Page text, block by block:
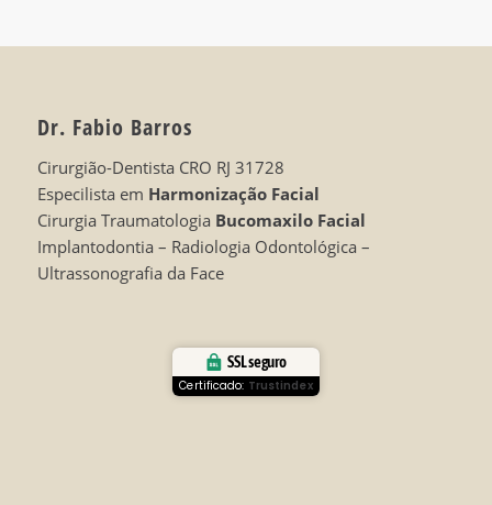
Dr. Fabio Barros
Cirurgião-Dentista CRO RJ 31728
Especilista em Harmonização Facial
Cirurgia Traumatologia Bucomaxilo Facial
Implantodontia – Radiologia Odontológica –
Ultrassonografia da Face
SSL seguro
Certificado: Trustindex